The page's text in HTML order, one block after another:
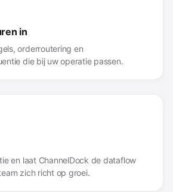
in
orderroutering en
die bij uw operatie passen.
en laat ChannelDock de dataflow
zich richt op groei.